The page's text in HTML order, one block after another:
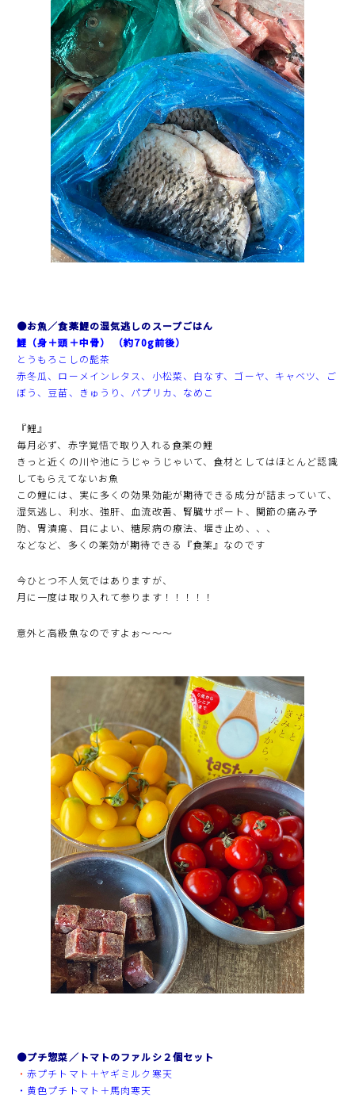
●お魚／食薬鯉の湿気逃しのスープごはん
鯉（身＋頭＋中骨）
（約70g前後）
とうもろこしの髭茶
赤冬瓜、ローメインレタス、小松菜、白なす、ゴーヤ、キャベツ、ご
ぼう、豆苗、きゅうり、パプリカ、なめこ
『鯉』
毎月必ず、赤字覚悟で取り入れる食薬の鯉
きっと近くの川や池にうじゃうじゃいて、食材としてはほとんど認識
してもらえてないお魚
この鯉には、実に多くの効果効能が期待できる成分が詰まっていて、
湿気逃し、利水、強肝、血流改善、腎臓サポート、関節の痛み予
防、胃潰瘍、目によい、糖尿病の療法、堰き止め、、、
などなど、多くの薬効が期待できる『食薬』なのです
今ひとつ不人気ではありますが、
月に一度は取り入れて参ります！！！！！
意外と高級魚なのですよぉ〜〜〜
●プチ惣菜／トマトのファルシ２個セット
・赤プチトマト＋ヤギミルク寒天
・黄色プチトマト＋馬肉寒天